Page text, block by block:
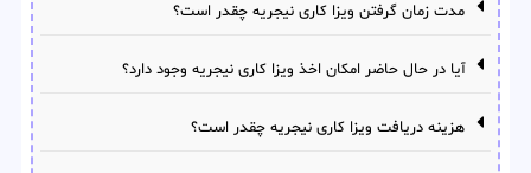
مدت زمان گرفتن ویزا کاری نیجریه چقدر است؟
آیا در حال حاضر امکان اخذ ویزا کاری نیجریه وجود دارد؟
هزینه دریافت ویزا کاری نیجریه چقدر است؟